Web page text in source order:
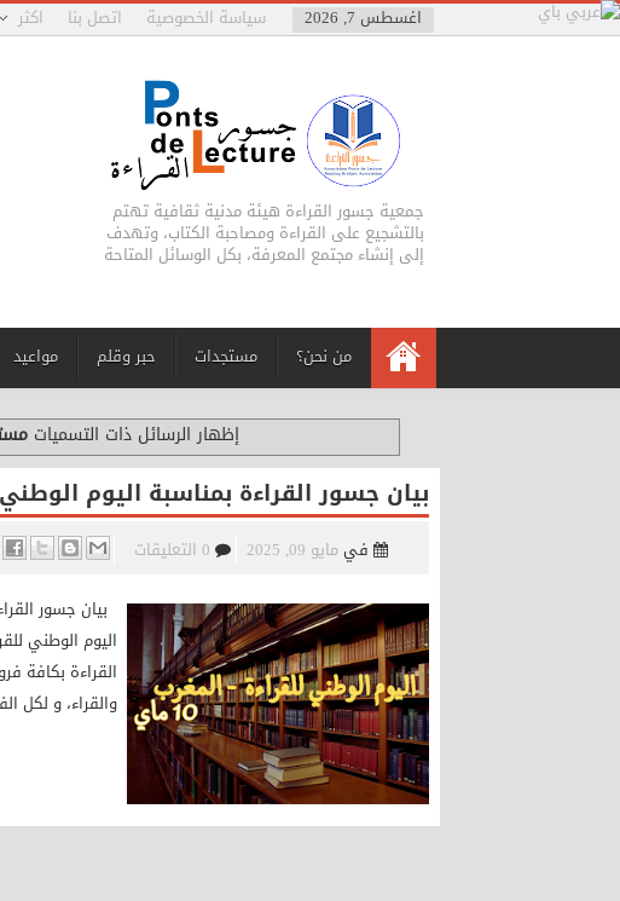
اغسطس 7, 2026 سياسة الخصوصية اتصل بنا اكثر
جمعية جسور القراءة هيئة مدنية ثقافية تهتم
بالتشجيع على القراءة ومصاحبة الكتاب، وتهدف
إلى إنشاء مجتمع المعرفة، بكل الوسائل المتاحة
من نحن؟ مستجدات حبر وقلم مواعيد
‏إظهار الرسائل ذات التسميات
بيان جسور القراءة بمناسبة اليوم الوطني للقراءة
فيمايو 09, 2025
0 التعليقات
القراءة بكافة
والقراء، و لكل